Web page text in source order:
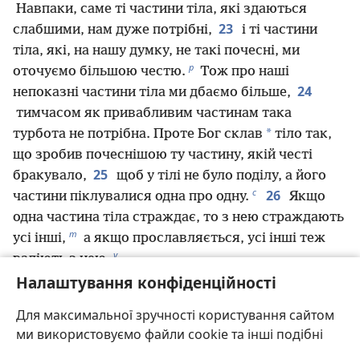
Налаштування конфіденційності
Для максимальної зручності користування сайтом
ми використовуємо файли cookie та інші подібні
Навпаки, саме ті частини тіла, які здаються
слабшими, нам дуже потрібні, 23 і ті частини
тіла, які, на нашу думку, не такі почесні, ми
оточуємо більшою честю. р Тож про наші
непоказні частини тіла ми дбаємо більше, 24
тимчасом як привабливим частинам така
турбота не потрібна. Проте Бог склав * тіло так,
що зробив почеснішою ту частину, якій честі
бракувало, 25 щоб у тілі не було поділу, а його
частини піклувалися одна про одну. с 26 Якщо
одна частина тіла страждає, то з нею страждають
усі інші, т а якщо прославляється, усі інші теж
радіють з нею. у
27 Ви ж — тіло Христа,
а кожен окремо —
у зборі так: спочатку апостоли, ц тоді пророки, ч
потім вчителі, ш після цього ті, хто виконує